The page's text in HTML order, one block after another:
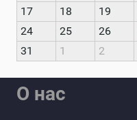
17
18 19
24
25 26
31
1 2
О нас